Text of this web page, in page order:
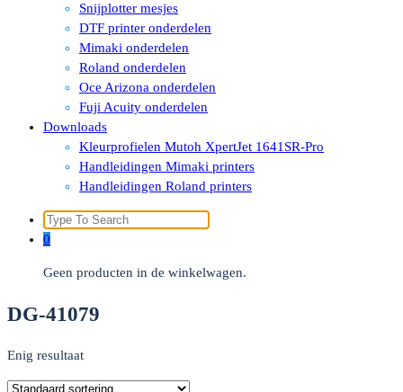
Snijplotter mesjes
DTF printer onderdelen
Mimaki onderdelen
Roland onderdelen
Oce Arizona onderdelen
Fuji Acuity onderdelen
Downloads
Kleurprofielen Mutoh XpertJet 1641SR-Pro
Handleidingen Mimaki printers
Handleidingen Roland printers
Search
for:
0
Geen producten in de winkelwagen.
DG-41079
Enig resultaat